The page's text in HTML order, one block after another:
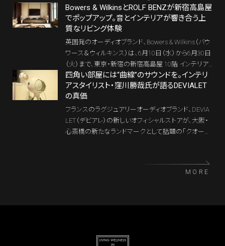
ンが紡ぐ美しい音とデザインの100年」が、2026年4月
3日より表参道ヒルズ B3F スペース オーにて開催さ
れる。
Bowers & WilkinsとROLF BENZが新宿高島屋
でポップアップ。音とインテリアが響き合う上
質なリビング体験
英国発のオーディオブランド、Bowers & Wilkins（バウ
ワース＆ウィルキンス）は、6月10日（水）から6月30日
（火）まで、東京・新宿の新宿高島屋 10階 インテリア
特設会場にて、期間限定のポップアップストアをオー
プンする。Bowers & Wilkinsのスピーカーやオーディ
オシステムと、ドイツの高級家具ブランド、ROLF BEN
Z（ロルフベンツ）とのコーディネートにより、「音」と
「家具」が一体となったリビング空間が提案されてい
る。
四角い部屋には“曲線”のサウンドを。インテリ
アスタイリスト・窪川勝哉氏が語るDEVIALET
の真価
フランスのラグジュアリーオーディオブランド、DEVIA
LET（デビアレ）の新しいオフィシャルストアが、大阪・
心斎橋の新たなランドマークとして話題の「クオーツ
に、「インテリア目線で選ぶDEVIALETの真価」を紐解
MORE